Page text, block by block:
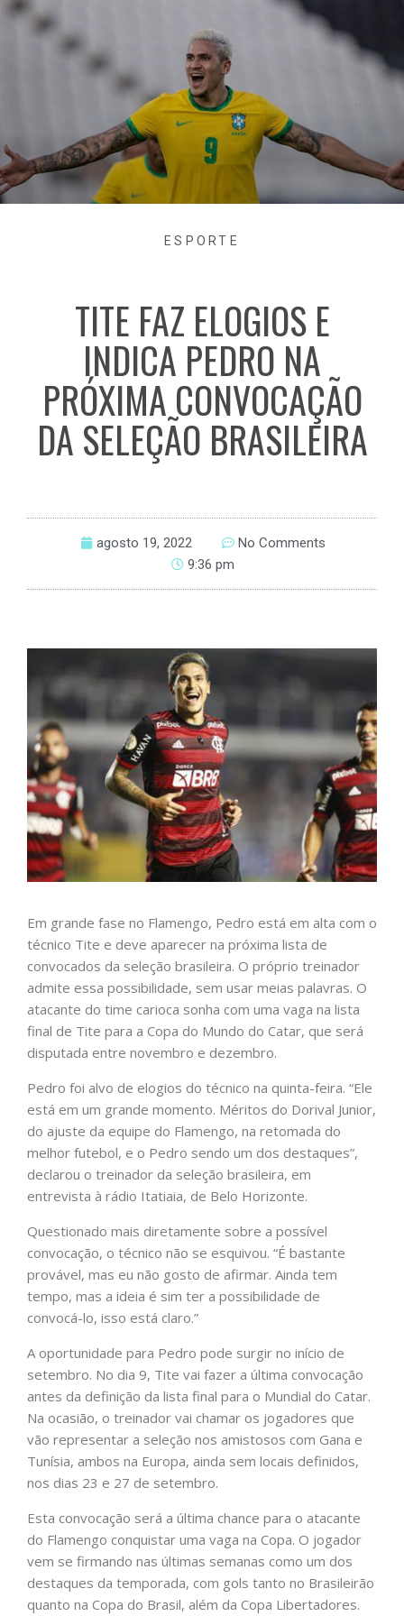
ESPORTE
TITE FAZ ELOGIOS E
INDICA PEDRO NA
PRÓXIMA CONVOCAÇÃO
DA SELEÇÃO BRASILEIRA
agosto 19, 2022
No Comments
9:36 pm
Em grande fase no Flamengo, Pedro está em alta com o
técnico Tite e deve aparecer na próxima lista de
convocados da seleção brasileira. O próprio treinador
admite essa possibilidade, sem usar meias palavras. O
atacante do time carioca sonha com uma vaga na lista
final de Tite para a Copa do Mundo do Catar, que será
disputada entre novembro e dezembro.
Pedro foi alvo de elogios do técnico na quinta-feira. “Ele
está em um grande momento. Méritos do Dorival Junior,
do ajuste da equipe do Flamengo, na retomada do
melhor futebol, e o Pedro sendo um dos destaques”,
declarou o treinador da seleção brasileira, em
entrevista à rádio Itatiaia, de Belo Horizonte.
Questionado mais diretamente sobre a possível
convocação, o técnico não se esquivou. “É bastante
provável, mas eu não gosto de afirmar. Ainda tem
tempo, mas a ideia é sim ter a possibilidade de
convocá-lo, isso está claro.”
A oportunidade para Pedro pode surgir no início de
setembro. No dia 9, Tite vai fazer a última convocação
antes da definição da lista final para o Mundial do Catar.
Na ocasião, o treinador vai chamar os jogadores que
vão representar a seleção nos amistosos com Gana e
Tunísia, ambos na Europa, ainda sem locais definidos,
nos dias 23 e 27 de setembro.
Esta convocação será a última chance para o atacante
do Flamengo conquistar uma vaga na Copa. O jogador
vem se firmando nas últimas semanas como um dos
destaques da temporada, com gols tanto no Brasileirão
quanto na Copa do Brasil, além da Copa Libertadores.